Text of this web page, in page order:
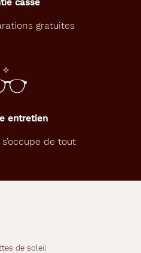
casse
gratuites
entretien
de tout
de soleil